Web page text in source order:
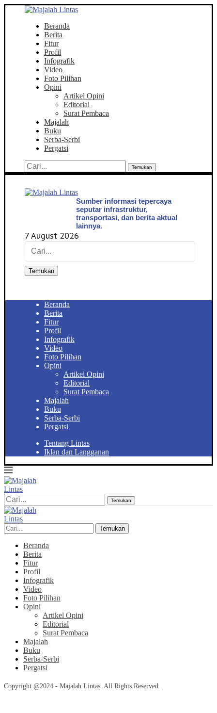
Beranda
Berita
Fitur
Profil
Infografik
Video
Foto Pilihan
Opini
Artikel Opini
Editorial
Surat Pembaca
Majalah
Buku
Serba-Serbi
Pergatsi
Temukan
Sumber informasi tepercaya
seputar infrastruktur,
transportasi, dan berita aktual
lainnya.
7 August 2026
Temukan
Beranda
Berita
Fitur
Profil
Infografik
Video
Foto Pilihan
Opini
Artikel Opini
Editorial
Surat Pembaca
Majalah
Buku
Serba-Serbi
Pergatsi
Tentang Lintas
Iklan dan Langganan
Temukan
Temukan
Beranda
Berita
Fitur
Profil
Infografik
Video
Foto Pilihan
Opini
Artikel Opini
Editorial
Surat Pembaca
Majalah
Buku
Serba-Serbi
Pergatsi
Copyright @2024 - Majalah Lintas. All Rights Reserved.